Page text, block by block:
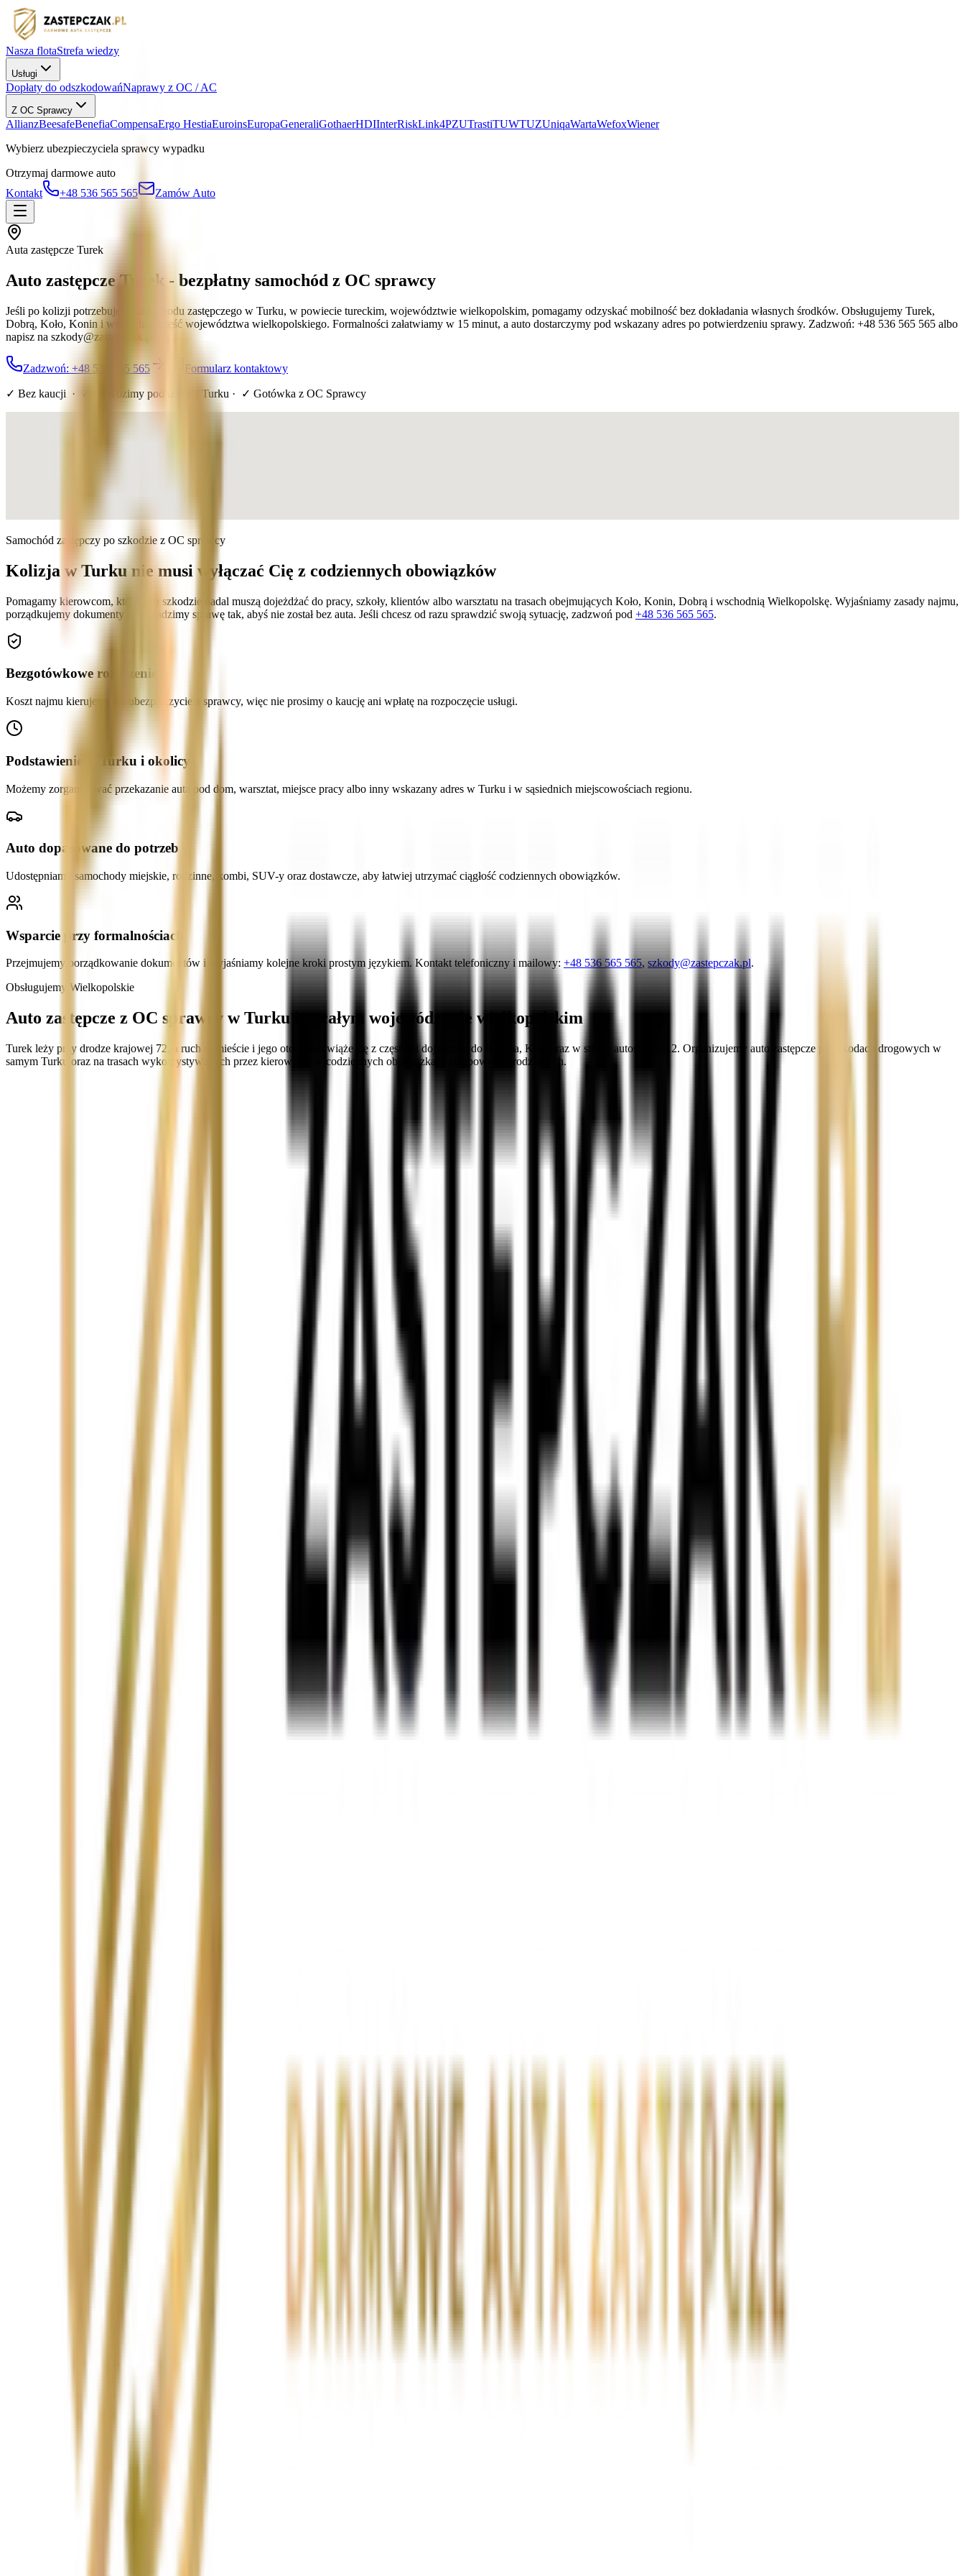
Nasza flotaStrefa wiedzy
Usługi
Dopłaty do odszkodowańNaprawy z OC / AC
Z OC Sprawcy
AllianzBeesafeBenefiaCompensaErgo HestiaEuroinsEuropaGeneraliGothaerHDIInterRiskLink4PZUTrastiTUWTUZUniqaWartaWefoxWiener
Wybierz ubezpieczyciela sprawcy wypadku
Otrzymaj darmowe auto
Kontakt
+48 536 565 565 Zamów Auto
Auta zastępcze Turek
Auto zastępcze Turek - bezpłatny samochód z OC sprawcy
Jeśli po kolizji potrzebujesz samochodu zastępczego w Turku, w powiecie tureckim, województwie wielkopolskim, pomagamy odzyskać mobilność bez dokładania własnych środków. Obsługujemy Turek,
Dobrą, Koło, Konin i wschodnią część województwa wielkopolskiego. Formalności załatwiamy w 15 minut, a auto dostarczymy pod wskazany adres po potwierdzeniu sprawy. Zadzwoń: +48 536 565 565 albo
napisz na szkody@zastepczak.pl.
Zadzwoń: +48 536 565 565 Formularz kontaktowy
✓ Bez kaucji · ✓ Dowozimy pod dom w Turku · ✓ Gotówka z OC Sprawcy
Samochód zastępczy po szkodzie z OC sprawcy
Kolizja w Turku nie musi wyłączać Cię z codziennych obowiązków
Pomagamy kierowcom, którzy po szkodzie nadal muszą dojeżdżać do pracy, szkoły, klientów albo warsztatu na trasach obejmujących Koło, Konin, Dobrą i wschodnią Wielkopolskę. Wyjaśniamy zasady najmu,
porządkujemy dokumenty i prowadzimy sprawę tak, abyś nie został bez auta. Jeśli chcesz od razu sprawdzić swoją sytuację, zadzwoń pod +48 536 565 565.
Bezgotówkowe rozliczenie
Koszt najmu kierujemy do ubezpieczyciela sprawcy, więc nie prosimy o kaucję ani wpłatę na rozpoczęcie usługi.
Podstawienie w Turku i okolicy
Możemy zorganizować przekazanie auta pod dom, warsztat, miejsce pracy albo inny wskazany adres w Turku i w sąsiednich miejscowościach regionu.
Auto dopasowane do potrzeb
Udostępniamy samochody miejskie, rodzinne, kombi, SUV-y oraz dostawcze, aby łatwiej utrzymać ciągłość codziennych obowiązków.
Wsparcie przy formalnościach
Przejmujemy porządkowanie dokumentów i wyjaśniamy kolejne kroki prostym językiem. Kontakt telefoniczny i mailowy: +48 536 565 565, szkody@zastepczak.pl.
Obsługujemy Wielkopolskie
Auto zastępcze z OC sprawcy w Turku i w całym województwie wielkopolskim
Turek leży przy drodze krajowej 72, a ruch w mieście i jego otoczeniu wiąże się z częstymi dojazdami do Konina, Koła oraz w stronę autostrady A2. Organizujemy auto zastępcze po szkodach drogowych w
samym Turku oraz na trasach wykorzystywanych przez kierowców w codziennych obowiązkach służbowych i rodzinnych.